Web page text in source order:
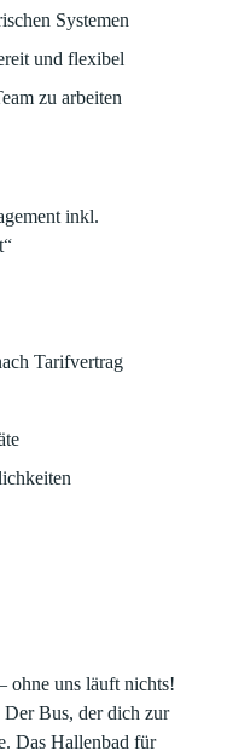
Systemen
und flexibel
zu arbeiten
inkl.
Tarifvertrag
ohne uns läuft nichts!
Bus, der dich zur
Das Hallenbad für